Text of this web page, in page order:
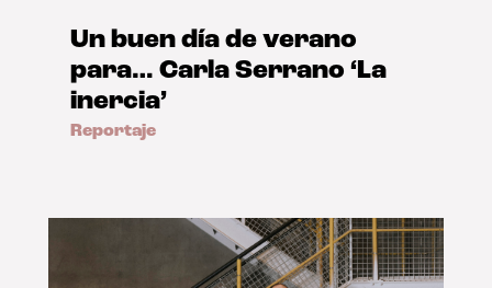
Un buen día de verano
para… Carla Serrano ‘La
inercia’
Reportaje